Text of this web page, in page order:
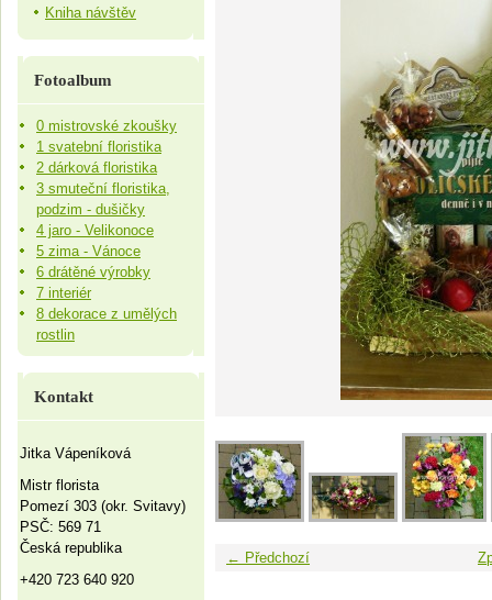
← Předchozí
Kniha návštěv
Fotoalbum
0 mistrovské zkoušky
1 svatební floristika
2 dárková floristika
3 smuteční floristika,
podzim - dušičky
4 jaro - Velikonoce
5 zima - Vánoce
6 drátěné výrobky
7 interiér
8 dekorace z umělých
rostlin
Kontakt
Jitka Vápeníková
Mistr florista
Pomezí 303 (okr. Svitavy)
PSČ: 569 71
Česká republika
+420 723 640 920